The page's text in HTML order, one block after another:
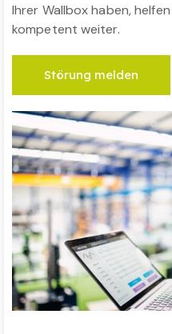
Ihrer Wallbox haben,
kompetent weiter.
Störung melden